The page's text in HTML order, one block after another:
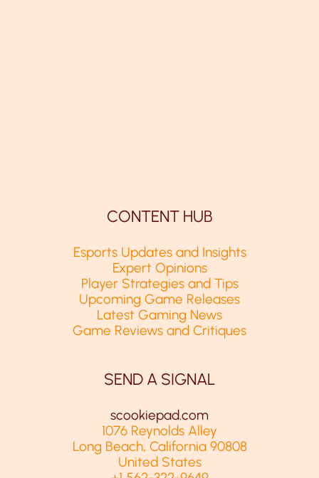
CONTENT HUB
Esports Updates and Insights
Expert Opinions
Player Strategies and Tips
Upcoming Game Releases
Latest Gaming News
Game Reviews and Critiques
SEND A SIGNAL
scookiepad.com
1076 Reynolds Alley
Long Beach, California 90808
United States